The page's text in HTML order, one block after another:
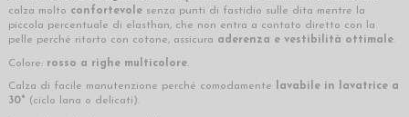
calza molto confortevole senza punti di fastidio sulle dita mentre la
piccola percentuale di elasthan, che non entra a contato diretto con la
pelle perché ritorto con cotone, assicura aderenza e vestibilità ottimale.
Colore: rosso a righe multicolore.
Calza di facile manutenzione perché comodamente
lavabile in lavatrice a
30° (ciclo lana o delicati).